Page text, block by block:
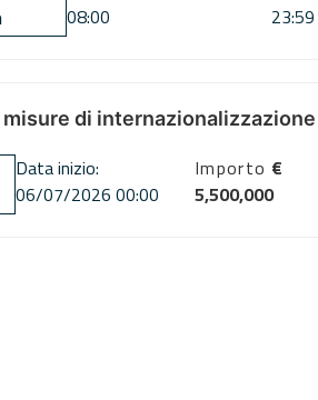
08:00
23:59
di
Data inizio:
06/07/2026 00:00
Importo €
5,500,000